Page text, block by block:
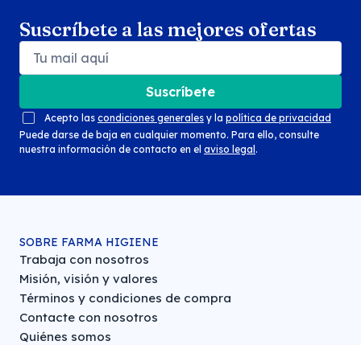
Suscríbete a las mejores ofertas
Suscríbete
Acepto las condiciones generales y la política de privacidad
Puede darse de baja en cualquier momento. Para ello, consulte
nuestra información de contacto en el aviso legal .
SOBRE FARMA HIGIENE
Trabaja con nosotros
Misión, visión y valores
Términos y condiciones de compra
Contacte con nosotros
Quiénes somos